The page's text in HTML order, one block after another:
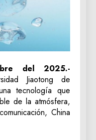
del 2025.-
Jiaotong de
tecnología que
de la atmósfera,
China